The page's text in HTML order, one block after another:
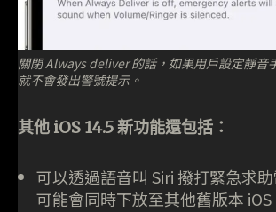
關閉 Always deliver 的話，如果用戶設定靜音
就不會發出警號提示。
其他 iOS 14.5 新功能還包括：
可以透過語音叫 Siri 撥打緊急求
可能會同時下放至其他舊版本 iOS